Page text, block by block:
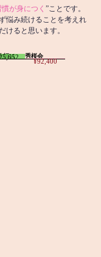
が身につく ”ことです。
悩み続けることを考えれ
けると思います。
師M 秀桜会
¥92,400